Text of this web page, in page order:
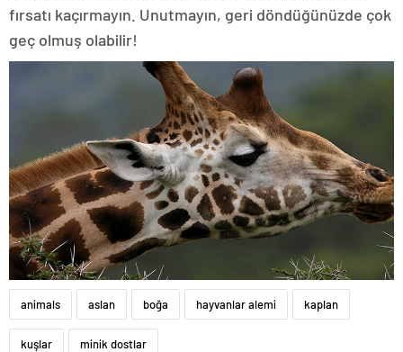
fırsatı kaçırmayın. Unutmayın, geri döndüğünüzde çok
geç olmuş olabilir!
animals aslan boğa hayvanlar alemi kaplan
kuşlar minik dostlar